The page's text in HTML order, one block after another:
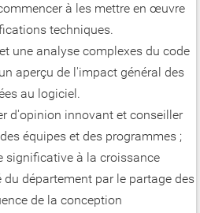
à les mettre en œuvre
techniques.
une analyse complexes du code
aperçu de l'impact général des
au logiciel.
d'opinion innovant et conseiller
équipes et des programmes ;
significative à la croissance
département par le partage des
de la conception